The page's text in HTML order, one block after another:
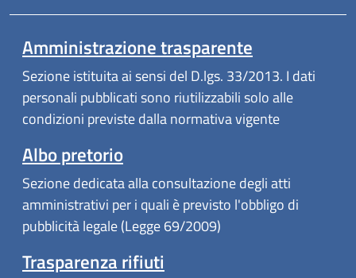
Amministrazione trasparente
Sezione istituita ai sensi del D.lgs. 33/2013. I dati
personali pubblicati sono riutilizzabili solo alle
condizioni previste dalla normativa vigente
Albo pretorio
Sezione dedicata alla consultazione degli atti
amministrativi per i quali è previsto l'obbligo di
pubblicità legale (Legge 69/2009)
Trasparenza rifiuti